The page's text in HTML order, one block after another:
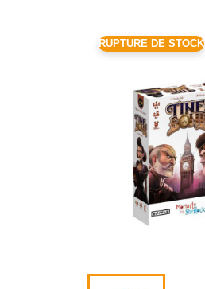
RUPTURE DE STOCK